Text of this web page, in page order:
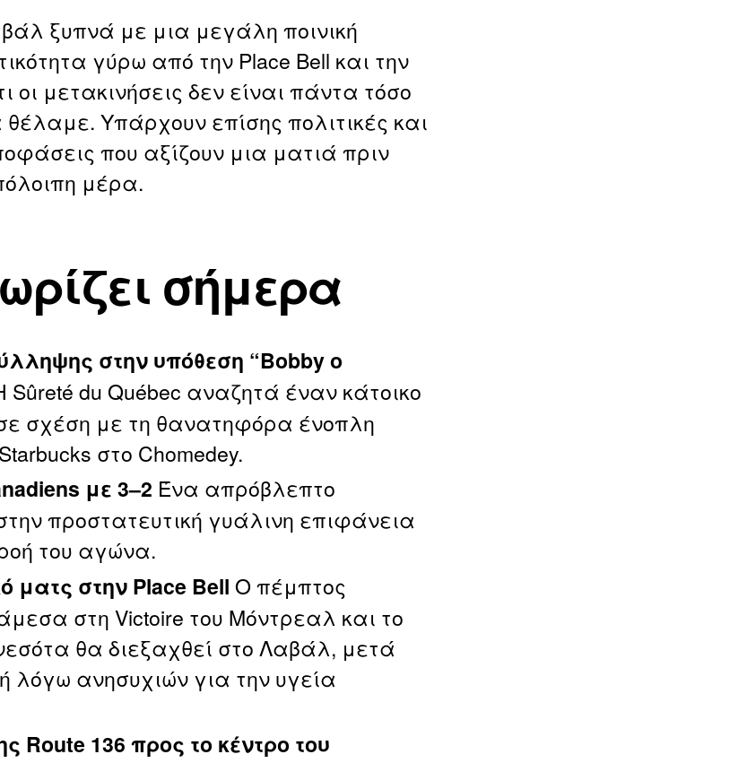
ξυπνά με μια μεγάλη ποινική
γύρω από την Place Bell και την
οι μετακινήσεις δεν είναι πάντα τόσο
Υπάρχουν επίσης πολιτικές και
που αξίζουν μια ματιά πριν
μέρα.
σήμερα
στην υπόθεση “Bobby ο
Sûreté du Québec αναζητά έναν κάτοικο
σχέση με τη θανατηφόρα ένοπλη
στο Chomedey.
με 3–2 Ένα απρόβλεπτο
προστατευτική γυάλινη επιφάνεια
του αγώνα.
ματς στην Place Bell Ο πέμπτος
στη Victoire του Μόντρεαλ και το
θα διεξαχθεί στο Λαβάλ, μετά
λόγω ανησυχιών για την υγεία
Route 136 προς το κέντρο του